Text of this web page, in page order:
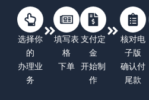
选择你
的
办理业
务
填写表
格
下单
支付定
金
开始制
作
核对电
子版
确认付
尾款